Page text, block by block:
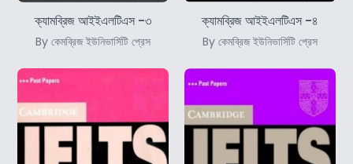
ক্যামব্রিজ আইইএলটিএস -৩
By কেমব্রিজ ইউনিভার্সিটি প্রেস
ক্যামব্রিজ আইইএলটিএস -৪
By কেমব্রিজ ইউনিভার্সিটি প্রেস